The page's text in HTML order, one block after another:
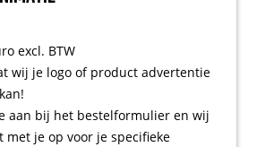
excl. BTW
wij je logo of product advertentie
aan bij het bestelformulier en wij
met je op voor je specifieke